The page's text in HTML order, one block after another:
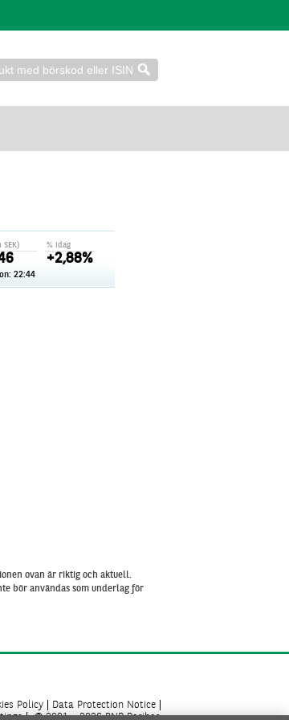
% idag
+2,88%
SEK)
22:44
ovan är riktig och aktuell.
bör användas som underlag för
Policy
Data Protection Notice
© 2001 - 2026 BNP Paribas